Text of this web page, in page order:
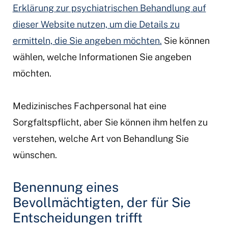
Erklärung zur psychiatrischen Behandlung auf
dieser Website nutzen, um die Details zu
ermitteln, die Sie angeben möchten. Sie können
wählen, welche Informationen Sie angeben
möchten.
Medizinisches Fachpersonal hat eine
Sorgfaltspflicht, aber Sie können ihm helfen zu
verstehen, welche Art von Behandlung Sie
wünschen.
Benennung eines
Bevollmächtigten, der für Sie
Entscheidungen trifft